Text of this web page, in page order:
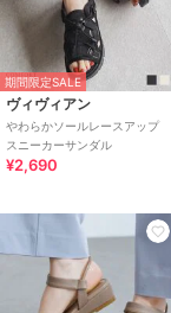
期間限定SALE
ヴィヴィアン
やわらかソールレースアップ
スニーカーサンダル
¥2,690